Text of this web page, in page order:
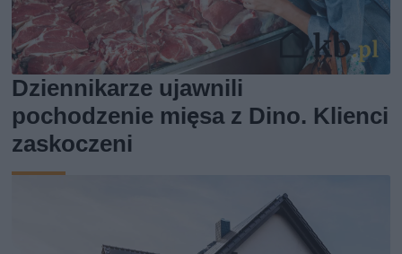
Dziennikarze ujawnili
pochodzenie mięsa z Dino. Klienci
zaskoczeni